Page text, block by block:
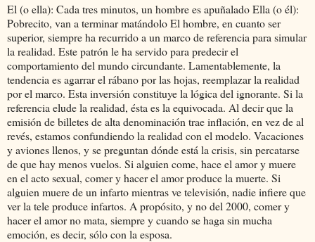
El (o ella): Cada tres minutos, un hombre es apuñalado Ella (o él):
Pobrecito, van a terminar matándolo El hombre, en cuanto ser
superior, siempre ha recurrido a un marco de referencia para simular
la realidad. Este patrón le ha servido para predecir el
comportamiento del mundo circundante. Lamentablemente, la
tendencia es agarrar el rábano por las hojas, reemplazar la realidad
por el marco. Esta inversión constituye la lógica del ignorante. Si la
referencia elude la realidad, ésta es la equivocada. Al decir que la
emisión de billetes de alta denominación trae inflación, en vez de al
revés, estamos confundiendo la realidad con el modelo. Vacaciones
y aviones llenos, y se preguntan dónde está la crisis, sin percatarse
de que hay menos vuelos. Si alguien come, hace el amor y muere
en el acto sexual, comer y hacer el amor produce la muerte. Si
alguien muere de un infarto mientras ve televisión, nadie infiere que
ver la tele produce infartos. A propósito, y no del 2000, comer y
hacer el amor no mata, siempre y cuando se haga sin mucha
emoción, es decir, sólo con la esposa.